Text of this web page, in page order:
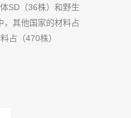
SD（36株）和野生
，其他国家的材料占
占（470株）